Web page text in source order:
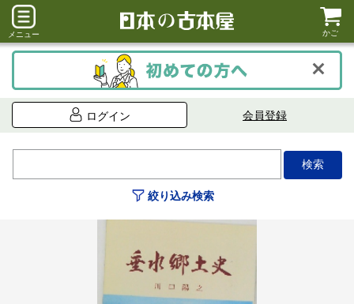
メニュー かご
ログイン 会員登録
絞り込み検索